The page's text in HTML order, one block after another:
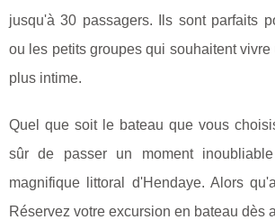
jusqu'à 30 passagers. Ils sont parfaits
ou les petits groupes qui souhaitent
plus intime.
Quel que soit le bateau que vous
sûr de passer un moment
magnifique littoral d'Hendaye. Alors
Réservez votre excursion en bateau dès